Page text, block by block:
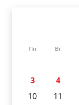
Пн Вт
3
4
10
11